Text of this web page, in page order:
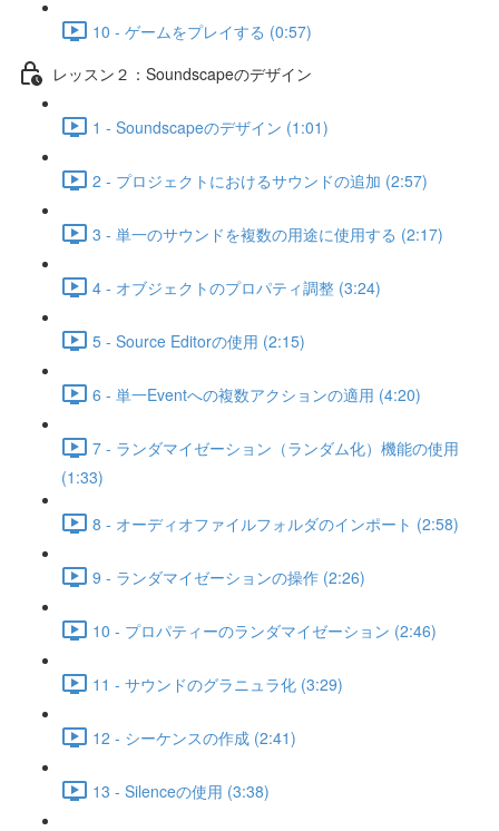
10 - ゲームをプレイする (0:57)
レッスン２：Soundscapeのデザイン
1 - Soundscapeのデザイン (1:01)
2 - プロジェクトにおけるサウンドの追加 (2:57)
3 - 単一のサウンドを複数の用途に使用する (2:17)
4 - オブジェクトのプロパティ調整 (3:24)
5 - Source Editorの使用 (2:15)
6 - 単一Eventへの複数アクションの適用 (4:20)
7 - ランダマイゼーション（ランダム化）機能の使用
(1:33)
8 - オーディオファイルフォルダのインポート (2:58)
9 - ランダマイゼーションの操作 (2:26)
10 - プロパティーのランダマイゼーション (2:46)
11 - サウンドのグラニュラ化 (3:29)
12 - シーケンスの作成 (2:41)
13 - Silenceの使用 (3:38)